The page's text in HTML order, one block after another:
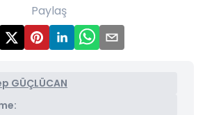
Paylaş
GÜÇLÜCAN